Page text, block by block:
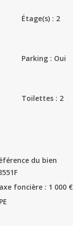
Étage(s) : 2
Parking : Oui
Toilettes : 2
du bien
foncière : 1 000 €